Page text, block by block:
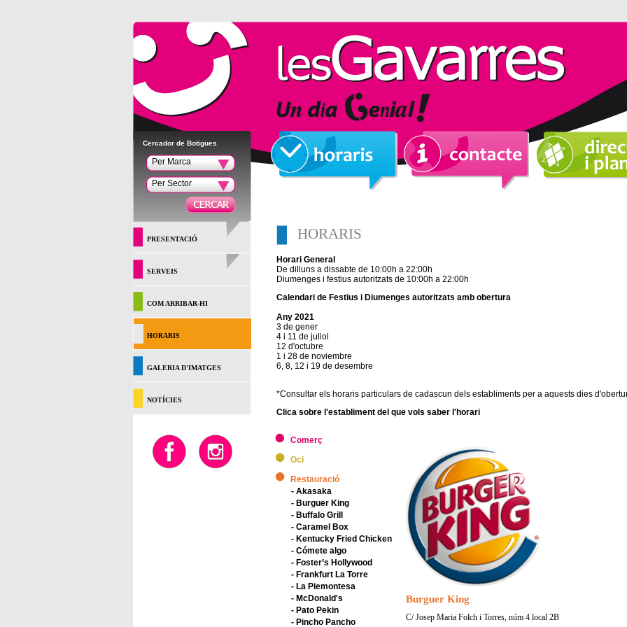
Cercador de Botigues
Per Marca
Per Sector
PRESENTACIÓ
SERVEIS
COM ARRIBAR-HI
HORARIS
GALERIA D'IMATGES
NOTÍCIES
HORARIS
Horari General
De dilluns a dissabte de 10:00h a 22:00h
Diumenges i festius autoritzats de 10:00h a 22:00h
Calendari de Festius i Diumenges autoritzats amb obertura
Any 2021
3 de gener
4 i 11 de juliol
12 d'octubre
1 i 28 de noviembre
6, 8, 12 i 19 de desembre
*Consultar els horaris particulars de cadascun dels establiments per a aquests dies
Clica sobre l'establiment del que vols saber l'horari
Comerç
Oci
Restauració
- Akasaka
- Burguer King
- Buffalo Grill
- Caramel Box
- Kentucky Fried Chicken
- Cómete algo
- Foster’s Hollywood
- Frankfurt La Torre
- La Piemontesa
- McDonald's
- Pato Pekin
- Pincho Pancho
Burguer King
C/ Josep Maria Folch i Torres, núm 4 local 2B